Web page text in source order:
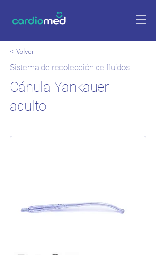
< Volver
Sistema de recolección de fluidos
Cánula Yankauer
adulto